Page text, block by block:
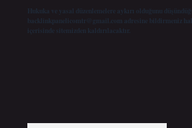
Hukuka ve yasal düzenlemelere aykırı olduğunu
backlinkpanelicomtr@gmail.com adresine bildirmeniz
içerisinde sitemizden kaldırılacaktır.